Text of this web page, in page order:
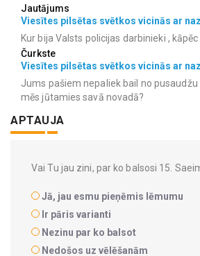
Jautājums
Viesītes pilsētas svētkos vicinās ar
Kur bija Valsts policijas darbinieki ,
Čurkste
Viesītes pilsētas svētkos vicinās ar
Jums pašiem nepaliek bail no pusaudžu
mēs jūtamies savā novadā?
APTAUJA
Vai Tu jau zini, par ko balsosi 15.
Jā, jau esmu pieņēmis lēmumu
Ir pāris varianti
Nezinu par ko balsot
Nedošos uz vēlēšanām